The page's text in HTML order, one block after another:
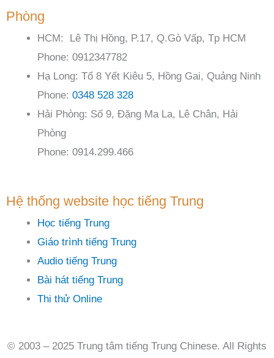
Phòng
HCM: Lê Thị Hồng, P.17, Q.Gò Vấp, Tp HCM
Phone: 0912347782
Hạ Long: Tổ 8 Yết Kiêu 5, Hồng Gai, Quảng Ninh
Phone: 0348 528 328
Hải Phòng: Số 9, Đặng Ma La, Lê Chân, Hải
Phòng
Phone: 0914.299.466
Hệ thống website học tiếng Trung
Học tiếng Trung
Giáo trình tiếng Trung
Audio tiếng Trung
Bài hát tiếng Trung
Thi thử Online
© 2003 – 2025 Trung tâm tiếng Trung Chinese. All Rights